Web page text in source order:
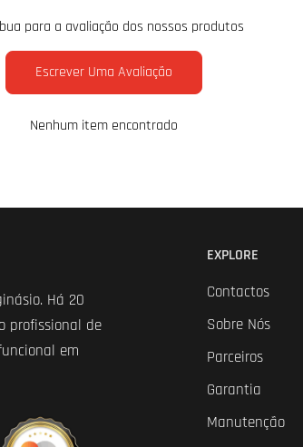
para a avaliação dos nossos produtos
Escrever Uma Avaliação
Nenhum item encontrado
Há 20
profissional de
em
EXPLORE
Contactos
Sobre Nós
Parceiros
Garantia
Manutenção